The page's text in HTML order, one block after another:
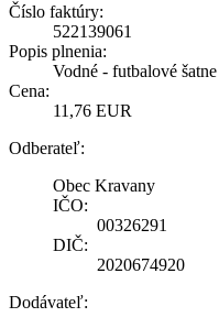
Číslo faktúry:
522139061
Popis plnenia:
Vodné - futbalové šatne
Cena:
11,76 EUR
Odberateľ:
Obec Kravany
IČO:
00326291
DIČ:
2020674920
Dodávateľ: